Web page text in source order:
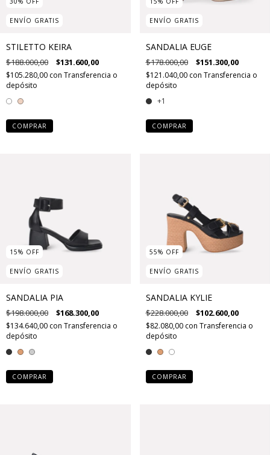
ENVÍO GRATIS
STILETTO KEIRA
$188.000,00 $131.600,00
$105.280,00 con Transferencia o
depósito
COMPRAR
ENVÍO GRATIS
SANDALIA EUGE
$178.000,00 $151.300,00
$121.040,00 con Transferencia o
depósito
+1
COMPRAR
15% OFF
ENVÍO GRATIS
SANDALIA PIA
$198.000,00 $168.300,00
$134.640,00 con Transferencia o
depósito
COMPRAR
55% OFF
ENVÍO GRATIS
SANDALIA KYLIE
$228.000,00 $102.600,00
$82.080,00 con Transferencia o
depósito
COMPRAR